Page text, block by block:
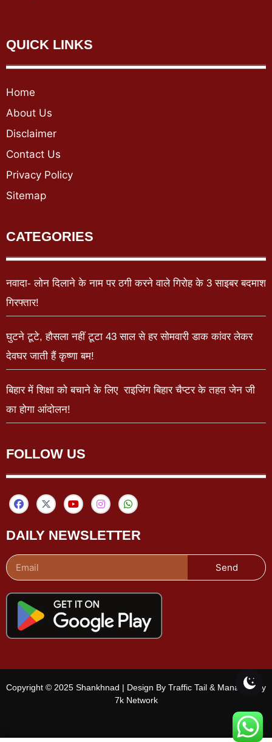
QUICK LINKS
Home
About Us
Disclaimer
Contact Us
Privacy Policy
Sitemap
CATEGORIES
नवादा- लोन दिलाने के नाम पर ठगी करने वाले गिरोह के 3 साइबर बदमाश
गिरफ्तार!
घुटने टूटे, हौसला नहीं टूटा 43 साल से हर सोमवारी डाक कांवर लेकर
देवघर जाती हैं कृष्णा बम!
बिहार में शिक्षा को बचाने के लिए राइजिंग बिहार चैप्टर के तहत जेन जी
का होगा आंदोलन!
FOLLOW US
DAILY NEWSLETTER
Send
Copyright © 2025 Shankhnad | Design By Traffic Tail & Managed By
7k Network